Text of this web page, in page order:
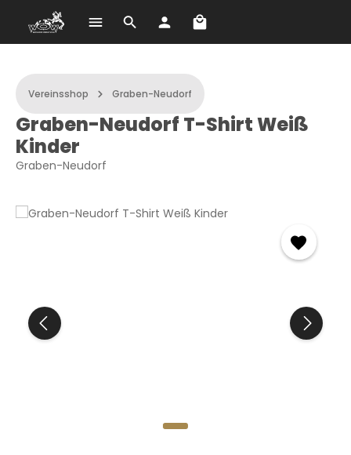
Zum Hauptinhalt springen Warenkorb enthält 0
Vereinsshop Graben-Neudorf
Graben-Neudorf T-Shirt Weiß
Kinder
Graben-Neudorf